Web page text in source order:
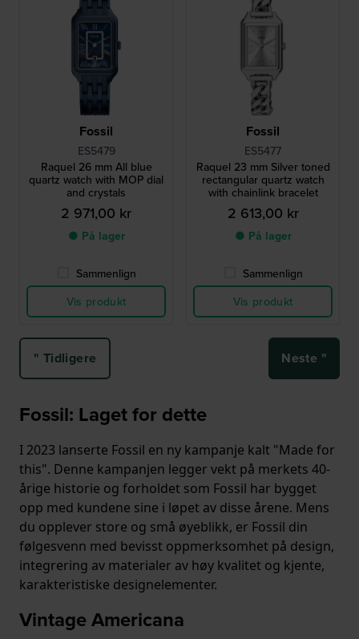
Fossil
ES5479
Raquel 26 mm All blue
quartz watch with MOP dial
and crystals
2 971,00 kr
● På lager
Sammenlign
Vis produkt
Fossil
ES5477
Raquel 23 mm Silver toned
rectangular quartz watch
with chainlink bracelet
2 613,00 kr
● På lager
Sammenlign
Vis produkt
" Tidligere Neste "
Fossil: Laget for dette
I 2023 lanserte Fossil en ny kampanje kalt "Made for
this". Denne kampanjen legger vekt på merkets 40-
årige historie og forholdet som Fossil har bygget
opp med kundene sine i løpet av disse årene. Mens
du opplever store og små øyeblikk, er Fossil din
følgesvenn med bevisst oppmerksomhet på design,
integrering av materialer av høy kvalitet og kjente,
karakteristiske designelementer.
Vintage Americana